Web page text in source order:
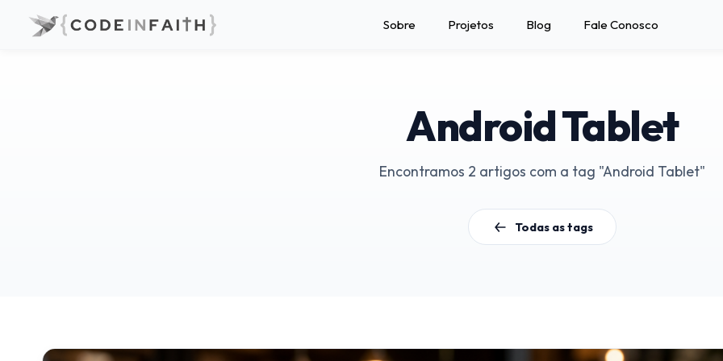
Sobre Projetos Blog Fale Conosco
Android Tablet
Encontramos 2 artigos com a tag "Android Tablet"
Todas as tags